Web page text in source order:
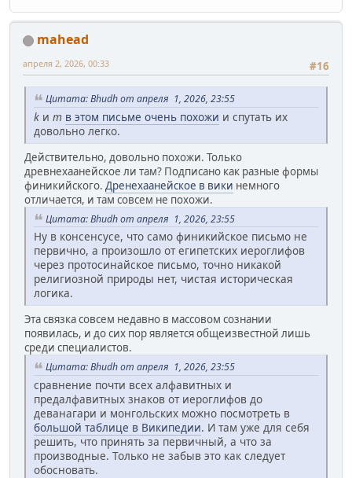
mahead
#16
апреля 2, 2026, 00:33
Цитата: Bhudh от апреля 1, 2026, 23:55
k и m в этом письме очень похожи и спутать их
довольно легко.
Действительно, довольно похожи. Только
древнехаанейское ли там? Подписано как разные формы
финикийского. Дренехаанейское в вики немного
отличается, и там совсем не похожи.
Цитата: Bhudh от апреля 1, 2026, 23:55
Ну в консенсусе, что само финикийское письмо не
первично, а произошло от египетских иероглифов
через протосинайское письмо, точно никакой
религиозной природы нет, чистая историческая
логика.
Эта связка совсем недавно в массовом сознании
появилась, и до сих пор является общеизвестной лишь
среди специалистов.
Цитата: Bhudh от апреля 1, 2026, 23:55
сравнение почти всех алфавитных и
предалфавитных знаков от иероглифов до
деванагари и монгольских можно посмотреть в
большой таблице в Википедии. И там уже для себя
решить, что принять за первичный, а что за
производные. Только не забыв это как следует
обосновать.